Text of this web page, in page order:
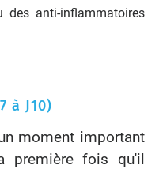
des anti-inflammatoires
à J10)
moment important
première fois qu'il